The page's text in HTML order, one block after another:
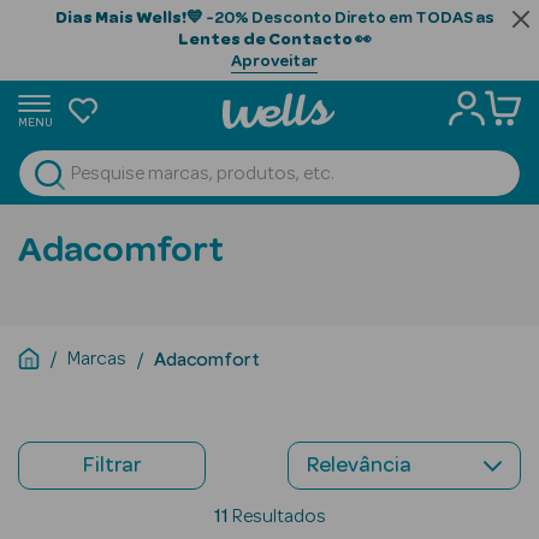
Dias Mais Wells!💙 -20% Desconto Direto em TODAS as
Lentes de Contacto👀
Aproveitar
MENU
Ver Tudo
Beauty Season
Adacomfort
Marcas Adacomfort
Filtrar
11 Resultados